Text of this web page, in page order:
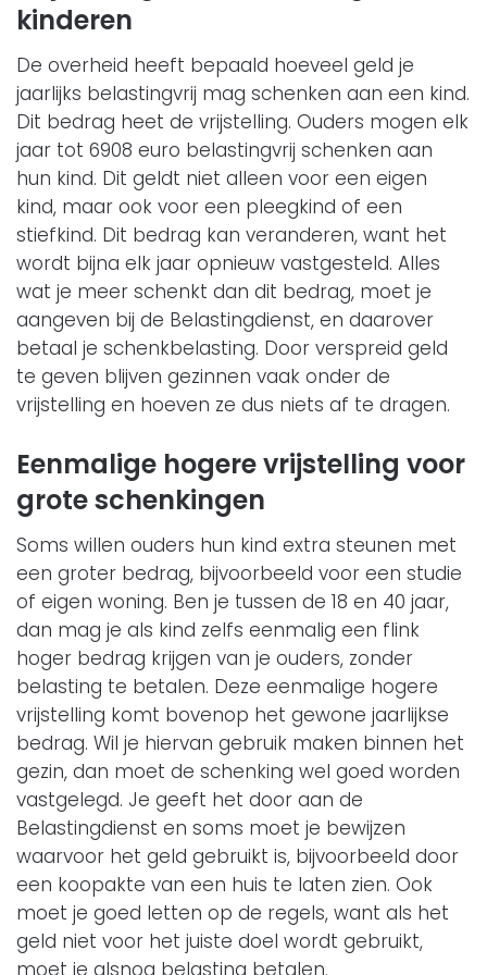
kinderen
De overheid heeft bepaald hoeveel geld je
jaarlijks belastingvrij mag schenken aan een kind.
Dit bedrag heet de vrijstelling. Ouders mogen elk
jaar tot 6908 euro belastingvrij schenken aan
hun kind. Dit geldt niet alleen voor een eigen
kind, maar ook voor een pleegkind of een
stiefkind. Dit bedrag kan veranderen, want het
wordt bijna elk jaar opnieuw vastgesteld. Alles
wat je meer schenkt dan dit bedrag, moet je
aangeven bij de Belastingdienst, en daarover
betaal je schenkbelasting. Door verspreid geld
te geven blijven gezinnen vaak onder de
vrijstelling en hoeven ze dus niets af te dragen.
Eenmalige hogere vrijstelling voor
grote schenkingen
Soms willen ouders hun kind extra steunen met
een groter bedrag, bijvoorbeeld voor een studie
of eigen woning. Ben je tussen de 18 en 40 jaar,
dan mag je als kind zelfs eenmalig een flink
hoger bedrag krijgen van je ouders, zonder
belasting te betalen. Deze eenmalige hogere
vrijstelling komt bovenop het gewone jaarlijkse
bedrag. Wil je hiervan gebruik maken binnen het
gezin, dan moet de schenking wel goed worden
vastgelegd. Je geeft het door aan de
Belastingdienst en soms moet je bewijzen
waarvoor het geld gebruikt is, bijvoorbeeld door
een koopakte van een huis te laten zien. Ook
moet je goed letten op de regels, want als het
geld niet voor het juiste doel wordt gebruikt,